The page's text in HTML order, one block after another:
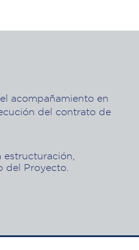
acompañamiento en
del contrato de
del Proyecto.